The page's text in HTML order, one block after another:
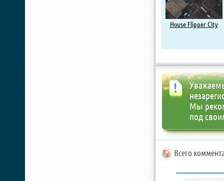
House Flipper City
Мы
под
Всего